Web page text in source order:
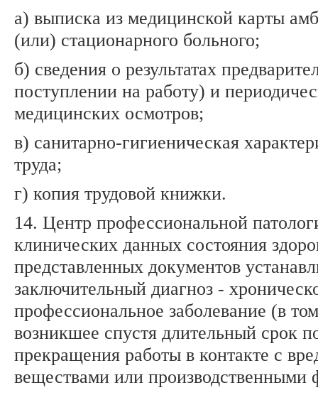
а) выписка из медицинской карты
(или) стационарного больного;
б) сведения о результатах
поступлении на работу) и
медицинских осмотров;
в) санитарно-гигиеническая
труда;
г) копия трудовой книжки.
14. Центр профессиональной
клинических данных состояния
представленных документов
заключительный диагноз -
профессиональное заболевание (в
возникшее спустя длительный срок
прекращения работы в контакте с
веществами или производственными